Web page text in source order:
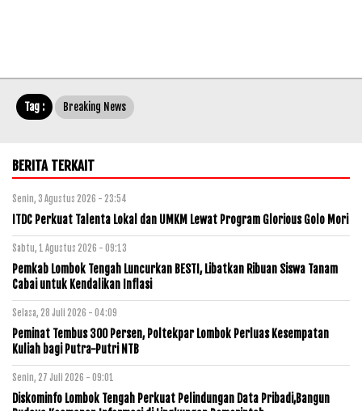
Tag : Breaking News
BERITA TERKAIT
Senin, 3 Agustus 2026 - 23:54
ITDC Perkuat Talenta Lokal dan UMKM Lewat Program Glorious Golo Mori
Sabtu, 1 Agustus 2026 - 09:13
Pemkab Lombok Tengah Luncurkan BESTI, Libatkan Ribuan Siswa Tanam
Cabai untuk Kendalikan Inflasi
Selasa, 28 Juli 2026 - 04:09
Peminat Tembus 300 Persen, Poltekpar Lombok Perluas Kesempatan
Kuliah bagi Putra-Putri NTB
Senin, 27 Juli 2026 - 09:01
Diskominfo Lombok Tengah Perkuat Pelindungan Data Pribadi,Bangun